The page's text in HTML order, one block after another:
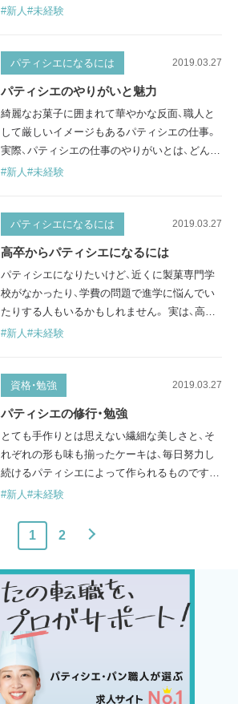
ます。 パティシエ達が一体どのようにして、オ
われるのでしょうか。 オリジナリティ＝個性
のパティシエの目標の一つです。 自分の頭の中
にあるアイデアを形に…
#新人 #未経験
パティシエになるには 2019.03.27
パティシエのやりがいと魅力
綺麗なお菓子に囲まれて華やかな反面、職人と
して厳しいイメージもあるパティシエの仕事。
実際、パティシエの仕事のやりがいとは、どんな
ことなのでしょうか？ ここではパティシエの仕
ティシエの仕事の最大の魅力は、自分の作った
ことでしょう。 食べてくれる人の笑顔を見れ
ば、作り手である自分も笑…
#新人 #未経験
パティシエになるには 2019.03.27
高卒からパティシエになるには
パティシエになりたいけど、近くに製菓専門学
校がなかったり、学費の問題で進学に悩んでい
たりする人もいるかもしれません。 実は、高卒
でもパティシエになることができます。 なぜな
ありませんし、学歴によって賃金や出世に差が
あっても一流が目指せるのです。 ここでは高卒
でパティシエになる方法や、メリ…
#新人 #未経験
資格・勉強 2019.03.27
パティシエの修行・勉強
とても手作りとは思えない繊細な美しさと、そ
れぞれの形も味も揃ったケーキは、毎日努力し
続けるパティシエによって作られるものです。
パティシエとは、一見工房で黙々とケーキ作り
店でケーキをお客様にお届けするために、パテ
ィシエたちは日々さまざまなことを学んでいま
うな勉強をしているのかについて、触れていき
たいと思います。 修行期間中に現場で…
#新人 #未経験
1 2 次へ